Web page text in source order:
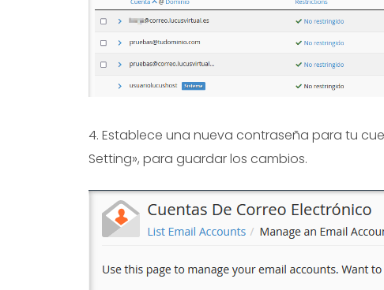
4. Establece una nueva contraseña para tu
Setting», para guardar los cambios.